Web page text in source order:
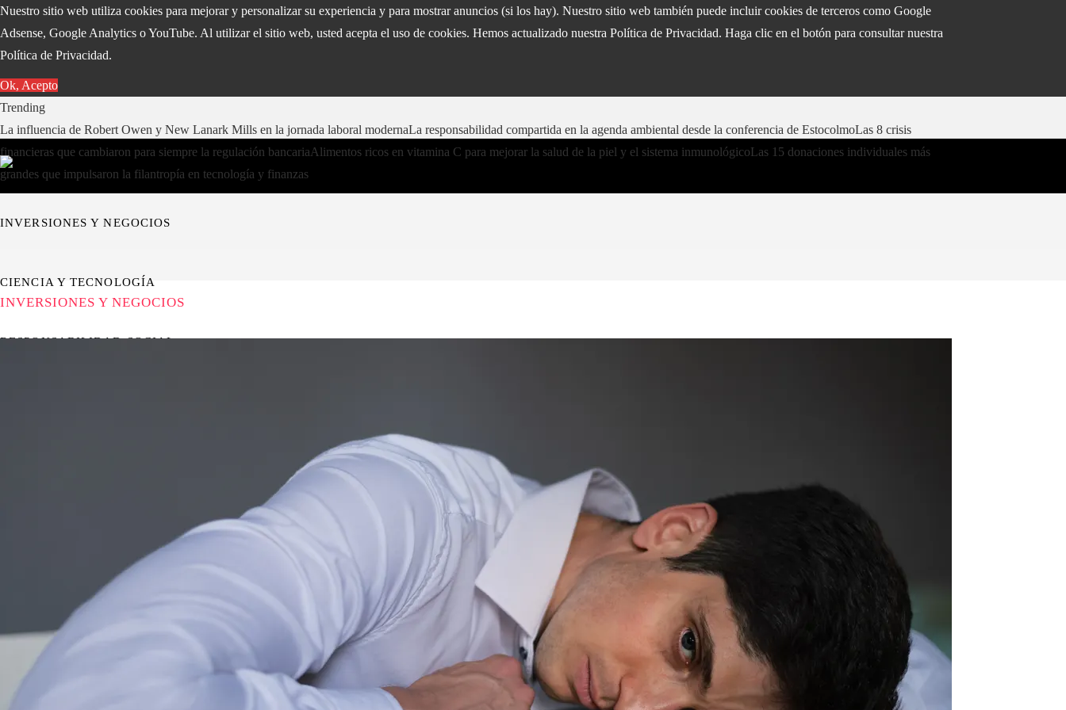
Nuestro sitio web utiliza cookies para mejorar y personalizar su experiencia y para mostrar anuncios (si los hay). Nuestro sitio web también puede incluir cookies de terceros como Google
Adsense, Google Analytics o YouTube. Al utilizar el sitio web, usted acepta el uso de cookies. Hemos actualizado nuestra Política de Privacidad. Haga clic en el botón para consultar nuestra
Política de Privacidad.
Ok, Acepto
Trending
La influencia de Robert Owen y New Lanark Mills en la jornada laboral modernaLa responsabilidad compartida en la agenda ambiental desde la conferencia de EstocolmoLas 8 crisis
financieras que cambiaron para siempre la regulación bancariaAlimentos ricos en vitamina C para mejorar la salud de la piel y el sistema inmunológicoLas 15 donaciones individuales más
grandes que impulsaron la filantropía en tecnología y finanzas
INVERSIONES Y NEGOCIOS
CIENCIA Y TECNOLOGÍA
RESPONSABILIDAD SOCIAL
INVERSIONES Y NEGOCIOS